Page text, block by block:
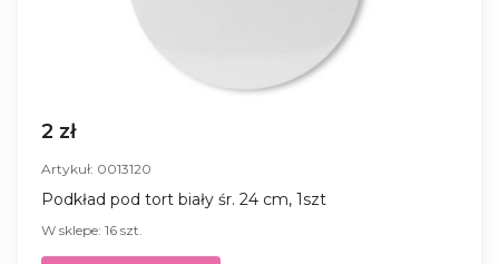
2 zł
Artykuł: 0013120
Podkład pod tort biały śr. 24 cm, 1szt
W sklepe: 16 szt.